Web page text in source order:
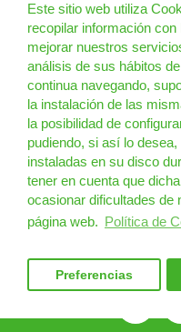
Este sitio web utiliza
recopilar información con
mejorar nuestros
análisis de sus hábitos
continua navegando,
la instalación de las
la posibilidad de
pudiendo, si así lo
instaladas en su disco
tener en cuenta que
ocasionar dificultades de
página web. Política de
Preferencias
- La entrada UN3507
MATERIALES
EXCEPTUADOS
fisionable o fisionable
División 6.1 con riesgo
(Instrucción de
de Embalaje,
IE P603, para ser
UN3507.